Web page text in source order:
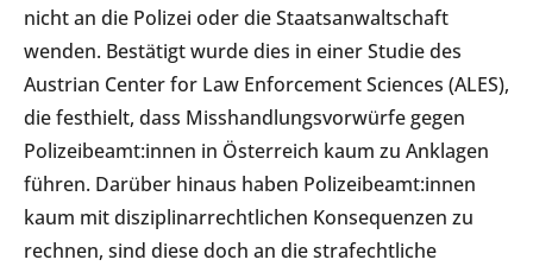
nicht an die Polizei oder die Staatsanwaltschaft
wenden. Bestätigt wurde dies in einer Studie des
Austrian Center for Law Enforcement Sciences (ALES),
die festhielt, dass Misshandlungsvorwürfe gegen
Polizeibeamt:innen in Österreich kaum zu Anklagen
führen. Darüber hinaus haben Polizeibeamt:innen
kaum mit disziplinarrechtlichen Konsequenzen zu
rechnen, sind diese doch an die strafechtliche